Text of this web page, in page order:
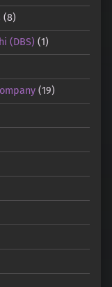
(8)
(DBS) (1)
(19)